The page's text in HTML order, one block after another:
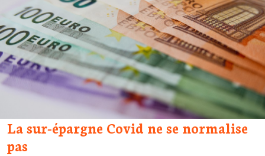
La sur-épargne Covid ne se normalise
pas